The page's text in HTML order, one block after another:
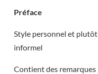
Préface
Style personnel et plutôt
informel
Contient des remarques